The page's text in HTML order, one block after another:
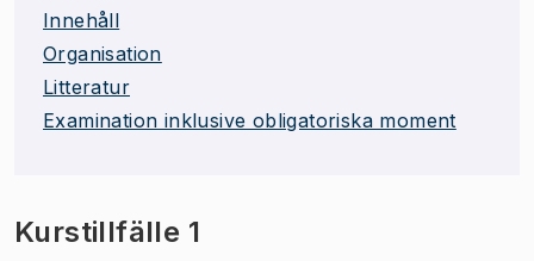
Innehåll
Organisation
Litteratur
Examination inklusive obligatoriska moment
Kurstillfälle 1